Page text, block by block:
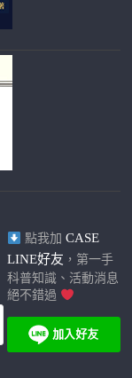
點我加 CASE
LINE好友 ，第一手
科普知識、活動消息
絕不錯過